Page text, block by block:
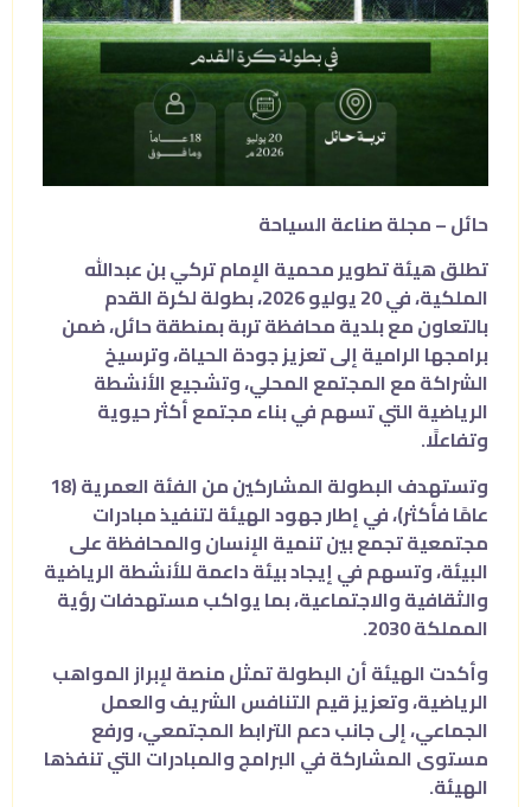
حائل – مجلة صناعة السياحة
تطلق هيئة تطوير محمية الإمام تركي بن عبدالله
الملكية، في 20 يوليو 2026، بطولة لكرة القدم
بالتعاون مع بلدية محافظة تربة بمنطقة حائل، ضمن
برامجها الرامية إلى تعزيز جودة الحياة، وترسيخ
الشراكة مع المجتمع المحلي، وتشجيع الأنشطة
الرياضية التي تسهم في بناء مجتمع أكثر حيوية
وتفاعلًا.
وتستهدف البطولة المشاركين من الفئة العمرية (18
عامًا فأكثر)، في إطار جهود الهيئة لتنفيذ مبادرات
مجتمعية تجمع بين تنمية الإنسان والمحافظة على
البيئة، وتسهم في إيجاد بيئة داعمة للأنشطة الرياضية
والثقافية والاجتماعية، بما يواكب مستهدفات رؤية
المملكة 2030.
وأكدت الهيئة أن البطولة تمثل منصة لإبراز المواهب
الرياضية، وتعزيز قيم التنافس الشريف والعمل
الجماعي، إلى جانب دعم الترابط المجتمعي، ورفع
مستوى المشاركة في البرامج والمبادرات التي تنفذها
الهيئة.